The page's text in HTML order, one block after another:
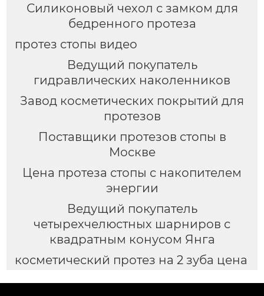
Силиконовый чехол с замком для
бедренного протеза
протез стопы видео
Ведущий покупатель
гидравлических наколенников
Завод косметических покрытий для
протезов
Поставщики протезов стопы в
Москве
Цена протеза стопы с накопителем
энергии
Ведущий покупатель
четырехчелюстных шарниров с
квадратным конусом Янга
косметический протез на 2 зуба цена